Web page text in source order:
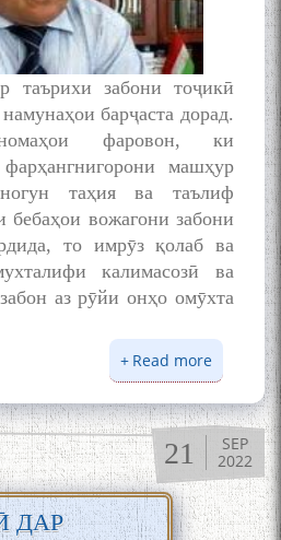
таърихи забони тоҷикӣ
барҷаста дорад.
фаровон, ки
машҳур
таҳия ва таълиф
бебаҳои вожагони забони
то имрӯз қолаб ва
калимасозӣ ва
аз рӯйи онҳо омӯхта
Read more
Бозтоби
осори
Рӯдакӣ
забони
21
SEP
2022
ДАР